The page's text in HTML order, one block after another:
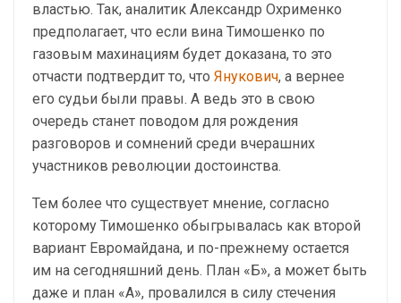
властью. Так, аналитик Александр Охрименко
предполагает, что если вина Тимошенко по
газовым махинациям будет доказана, то это
отчасти подтвердит то, что Янукович, а вернее
его судьи были правы. А ведь это в свою
очередь станет поводом для рождения
разговоров и сомнений среди вчерашних
участников революции достоинства.
Тем более что существует мнение, согласно
которому Тимошенко обыгрывалась как второй
вариант Евромайдана, и по-прежнему остается
им на сегодняшний день. План «Б», а может быть
даже и план «А», провалился в силу стечения